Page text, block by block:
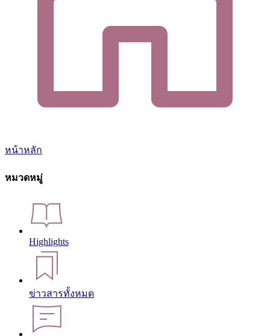
หน้าหลัก
หมวดหมู่
Highlights
ข่าวสารทั้งหมด